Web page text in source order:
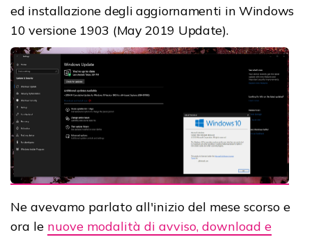
ed installazione degli aggiornamenti in Windows
10 versione 1903 (May 2019 Update).
Ne avevamo parlato all'inizio del mese scorso e
ora le nuove modalità di avviso, download e